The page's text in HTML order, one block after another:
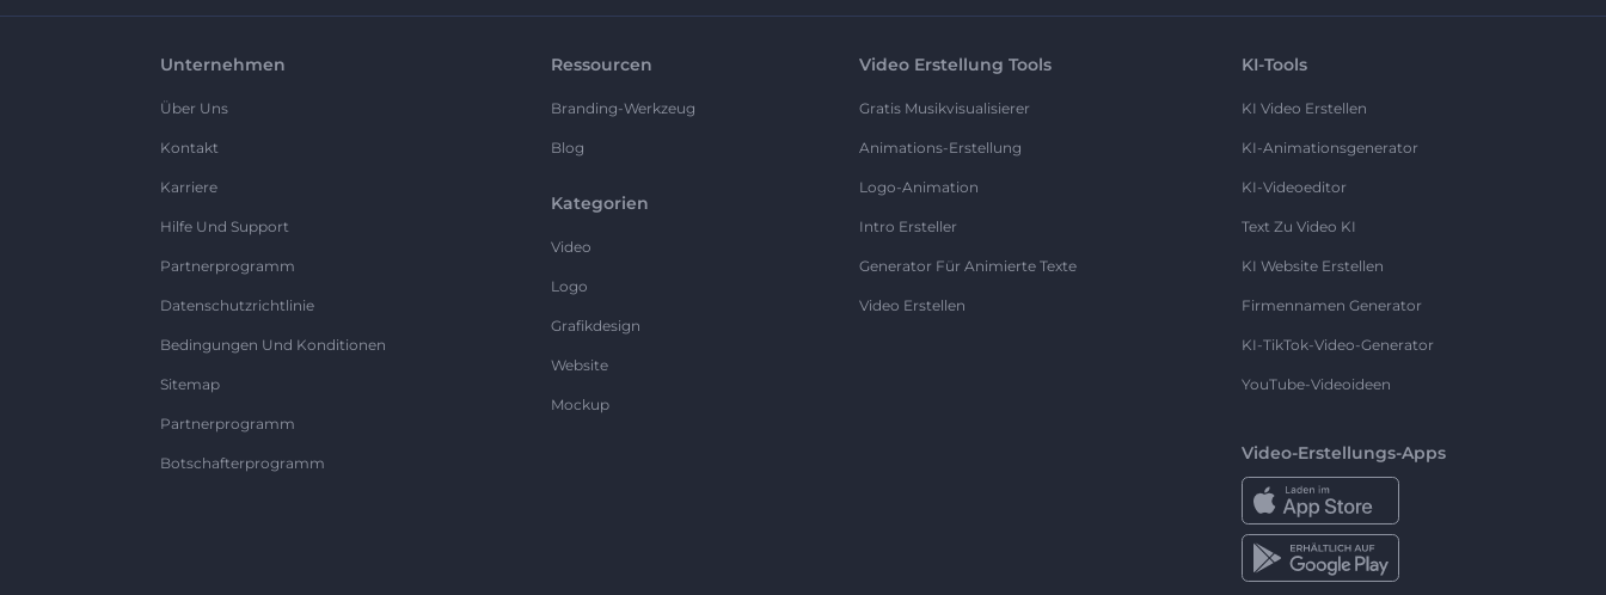
Unternehmen
Über Uns
Kontakt
Karriere
Hilfe Und Support
Partnerprogramm
Datenschutzrichtlinie
Bedingungen Und Konditionen
Sitemap
Partnerprogramm
Botschafterprogramm
Ressourcen
Branding-Werkzeug
Blog
Kategorien
Video
Logo
Grafikdesign
Website
Mockup
Video Erstellung Tools
Gratis Musikvisualisierer
Animations-Erstellung
Logo-Animation
Intro Ersteller
Generator Für Animierte Texte
Video Erstellen
KI-Tools
KI Video Erstellen
KI-Animationsgenerator
KI-Videoeditor
Text Zu Video KI
KI Website Erstellen
Firmennamen Generator
KI-TikTok-Video-Generator
YouTube-Videoideen
Video-Erstellungs-Apps